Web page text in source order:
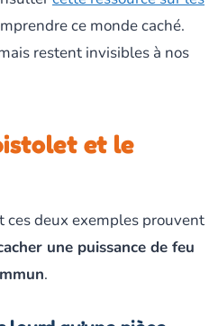
ce monde caché.
restent invisibles à nos
et le
ces deux exemples prouvent
une puissance de feu
.